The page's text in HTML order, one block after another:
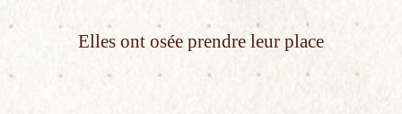
Elles ont osée prendre leur place